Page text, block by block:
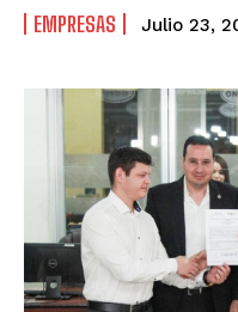
EMPRESAS Julio 23,